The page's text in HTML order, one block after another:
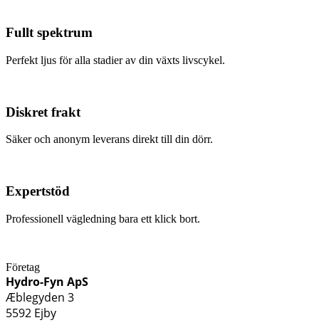
Fullt spektrum
Perfekt ljus för alla stadier av din växts livscykel.
Diskret frakt
Säker och anonym leverans direkt till din dörr.
Expertstöd
Professionell vägledning bara ett klick bort.
Företag
Hydro-Fyn ApS
Æblegyden 3
5592 Ejby